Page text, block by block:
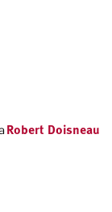
Robert Doisneau